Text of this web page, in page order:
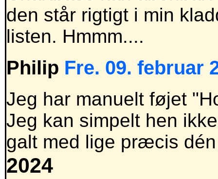
den står rigtigt i min
listen. Hmmm....
Philip Fre. 09. februar
Jeg har manuelt føjet
Jeg kan simpelt hen
galt med lige præcis
2024